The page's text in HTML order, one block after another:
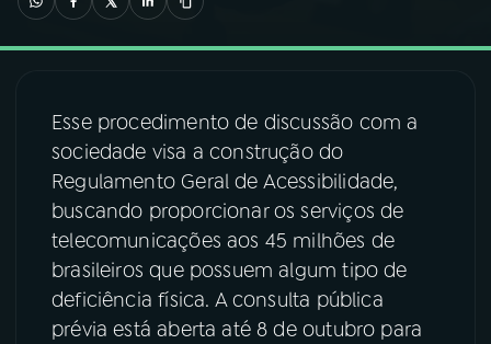
03PROGRAMAÇÃO
04PROGRAMAS
PODCASTS
06VIDEOCASTS
Esse procedimento de discussão com a
sociedade visa a construção do
Regulamento Geral de Acessibilidade,
buscando proporcionar os serviços de
telecomunicações aos 45 milhões de
brasileiros que possuem algum tipo de
deficiência física. A consulta pública
prévia está aberta até 8 de outubro para